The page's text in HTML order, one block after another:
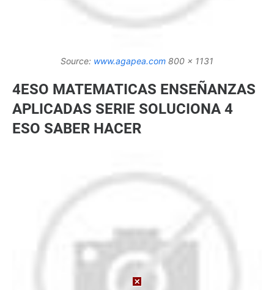
Source: www.agapea.com 800 x 1131
4ESO MATEMATICAS ENSEÑANZAS
APLICADAS SERIE SOLUCIONA 4
ESO SABER HACER